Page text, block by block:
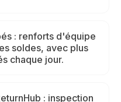
: renforts d'équipe
soldes, avec plus
chaque jour.
: inspection